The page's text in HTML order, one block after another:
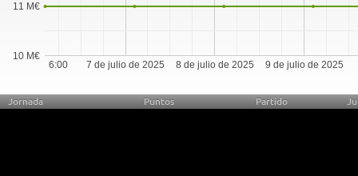
7 de julio de 2025 8 de julio de 2025 9 de julio de 2025
6:00
10 M€
11 M€
Jornada Puntos Partido